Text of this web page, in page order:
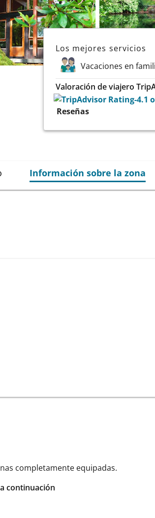
Los mejores servicios
Vacaciones en
Valoración de viajero
Reseñas
Información sobre la zona
completamente equipadas.
continuación